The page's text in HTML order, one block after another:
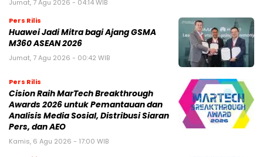
Jumat, 7 Agu 2026 - 04:14 WIB
Pers Rilis
Huawei Jadi Mitra bagi Ajang GSMA
M360 ASEAN 2026
Jumat, 7 Agu 2026 - 00:42 WIB
Pers Rilis
Cision Raih MarTech Breakthrough
Awards 2026 untuk Pemantauan dan
Analisis Media Sosial, Distribusi Siaran
Pers, dan AEO
Kamis, 6 Agu 2026 - 17:00 WIB